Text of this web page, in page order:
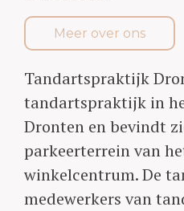
Meer over ons
Tandartspraktijk
tandartspraktijk in
Dronten en bevindt
parkeerterrein van
winkelcentrum. De
medewerkers van